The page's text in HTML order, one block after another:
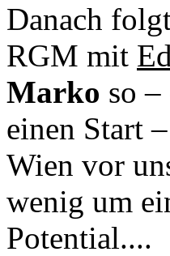
Danach
RGM mit
Marko so
einen Start
Wien vor
wenig um
Potential....